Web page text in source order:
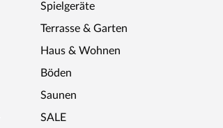
Spielgeräte
Terrasse & Garten
Haus & Wohnen
Böden
Saunen
SALE